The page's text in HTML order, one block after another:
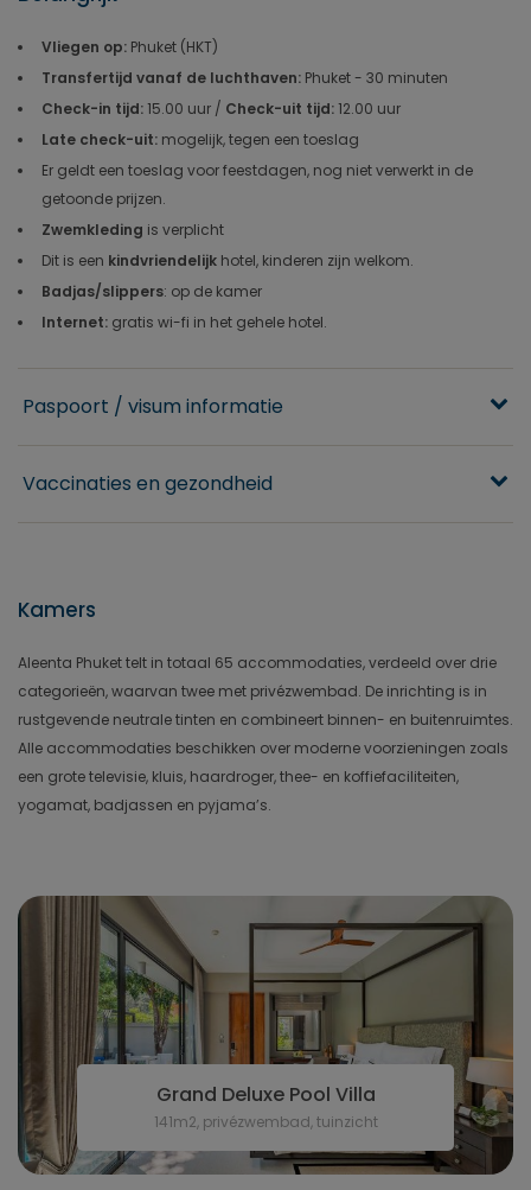
Vliegen op: Phuket (HKT)
Transfertijd vanaf de luchthaven: Phuket- 30 minuten
Check-in tijd:15.00 uur / Check-uit tijd:12.00 uur
Late check-uit: mogelijk, tegen een toeslag
Er geldt een toeslag voor feestdagen, nog niet verwerkt in de
getoonde prijzen.
Zwemkleding is verplicht
Dit is een kindvriendelijk hotel, kinderen zijn welkom.
Badjas/slippers: op de kamer
Internet: gratis wi-fi in het gehele hotel.
Paspoort / visum informatie
Vaccinaties en gezondheid
Kamers
Aleenta Phuket telt in totaal 65 accommodaties, verdeeld over drie
categorieën, waarvan twee met privézwembad. De inrichting is in
rustgevende neutrale tinten en combineert binnen- en buitenruimtes.
Alle accommodaties beschikken over moderne voorzieningen zoals
een grote televisie, kluis, haardroger, thee- en koffiefaciliteiten,
yogamat, badjassen en pyjama’s.
Grand Deluxe Pool Villa
141m2, privézwembad, tuinzicht